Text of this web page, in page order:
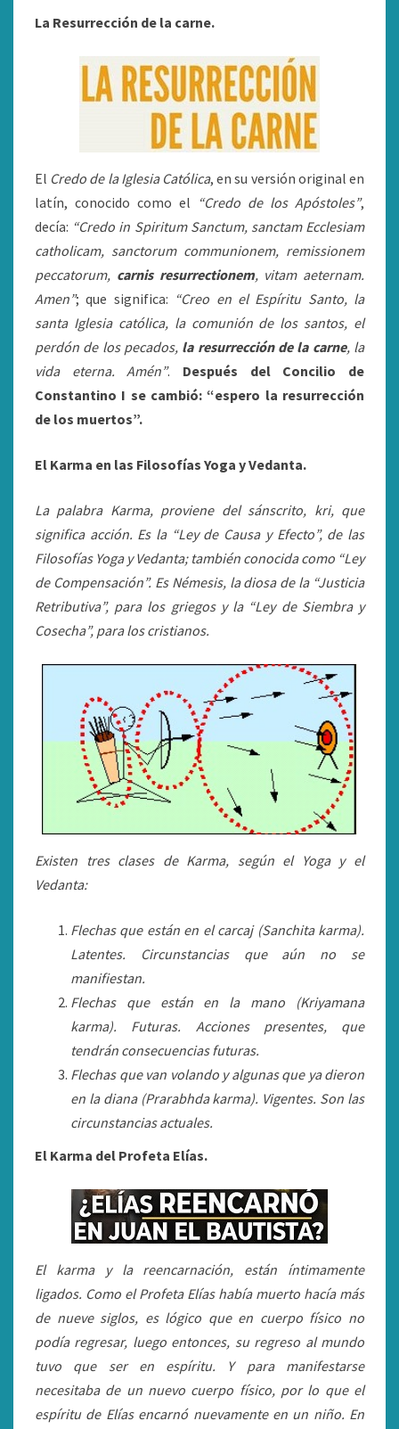
La Resurrección de la carne.
El Credo de la Iglesia Católica, en su versión original en
latín, conocido como el “Credo de los Apóstoles”,
decía: “Credo in Spiritum Sanctum, sanctam Ecclesiam
catholicam, sanctorum communionem, remissionem
peccatorum, carnis resurrectionem, vitam aeternam.
Amen”; que significa: “Creo en el Espíritu Santo, la
santa Iglesia católica, la comunión de los santos, el
perdón de los pecados, la resurrección de la carne, la
vida eterna. Amén”. Después del Concilio de
Constantino I se cambió: “espero la resurrección
de los muertos”.
El Karma en las Filosofías Yoga y Vedanta.
La palabra Karma, proviene del sánscrito, kri, que
significa acción. Es la “Ley de Causa y Efecto”, de las
Filosofías Yoga y Vedanta; también conocida como “Ley
de Compensación”. Es Némesis, la diosa de la “Justicia
Retributiva”, para los griegos y la “Ley de Siembra y
Cosecha”, para los cristianos.
Existen tres clases de Karma, según el Yoga y el
Vedanta:
Flechas que están en el carcaj (Sanchita karma).
Latentes. Circunstancias que aún no se
manifiestan.
Flechas que están en la mano (Kriyamana
karma). Futuras. Acciones presentes, que
tendrán consecuencias futuras.
Flechas que van volando y algunas que ya dieron
en la diana (Prarabhda karma). Vigentes. Son las
circunstancias actuales.
El Karma del Profeta Elías.
El karma y la reencarnación, están íntimamente
ligados. Como el Profeta Elías había muerto hacía más
de nueve siglos, es lógico que en cuerpo físico no
podía regresar, luego entonces, su regreso al mundo
tuvo que ser en espíritu. Y para manifestarse
necesitaba de un nuevo cuerpo físico, por lo que el
espíritu de Elías encarnó nuevamente en un niño. En